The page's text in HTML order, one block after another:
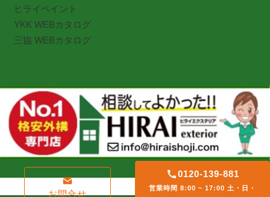
ヒライペイント
YKK WEBカタログ
三協 WEBカタログ
お問合せ
0120-139-881
営業時間 8:00 ~ 17:00 土・日・